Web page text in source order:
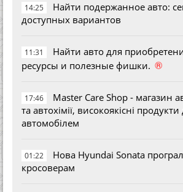
14:25
Найти подержанное авто:
доступных вариантов
11:31
Найти авто для
ресурсы и полезные фишки. ®
17:46
Master Care Shop - магазин
та автохімії, високоякісні
автомобілем
01:22
Нова Hyundai Sonata
кросоверам